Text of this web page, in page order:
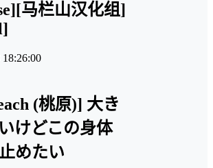
马栏山汉化组]
18:26:00
(桃原)] 大き
けどこの身体
めたい